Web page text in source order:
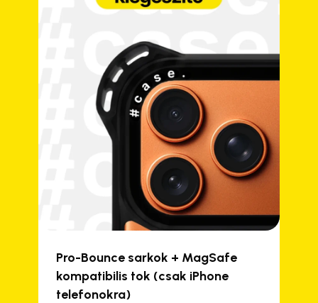
Pro-Bounce sarkok + MagSafe
kompatibilis tok (csak iPhone
telefonokra)